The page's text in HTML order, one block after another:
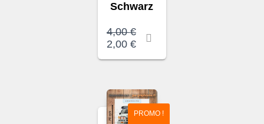
Schwarz
4,00€Le
prix
2,00 €Le
2,00 €.
PROMO !